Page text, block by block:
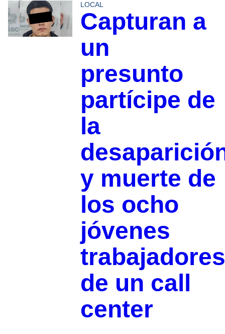
LOCAL
Capturan a
un
presunto
partícipe de
la
y muerte de
los ocho
jóvenes
trabajadores
de un call
center